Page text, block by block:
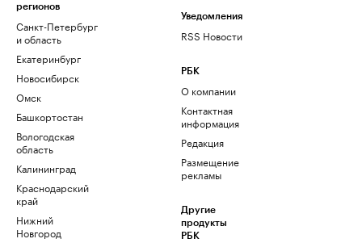
регионов
Санкт-Петербург
и область
Екатеринбург
Новосибирск
Омск
Башкортостан
Вологодская
область
Калининград
Краснодарский
край
Нижний
Новгород
Уведомления
RSS Новости
РБК
О компании
Контактная
информация
Редакция
Размещение
рекламы
Другие
продукты
РБК